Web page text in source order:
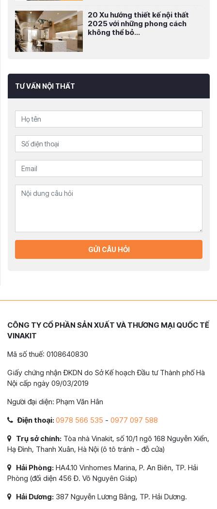
20 Xu hướng thiết kế nội thất
2025 với những phong cách
không thể bỏ...
TƯ VẤN NỘI THẤT
GỬI CÂU HỎI
CÔNG TY CỔ PHẦN SẢN XUẤT VÀ THƯƠNG MẠI QUỐC TẾ
VINAKIT
Mã số thuế: 0108640830
Giấy chứng nhận ĐKDN do Sở Kế hoạch Đầu tư Thành phố Hà
Nội cấp ngày 09/03/2019
Người đại diện: Phạm Văn Hân
Điện thoại:0978 566 535 - 0977 097 588
Trụ sở chính: Tòa nhà Vinakit, số 10/1 ngõ 168 Nguyễn Xiển,
Hạ Đình, Thanh Xuân, Hà Nội (ô tô tránh - đỗ cửa)
Hải Phòng: HA4.10 Vinhomes Marina, P. An Biên, TP. Hải
Phòng (đối diện 456 Đ. Võ Nguyên Giáp)
Hải Dương: 387 Nguyễn Lương Bằng, TP. Hải Dương.